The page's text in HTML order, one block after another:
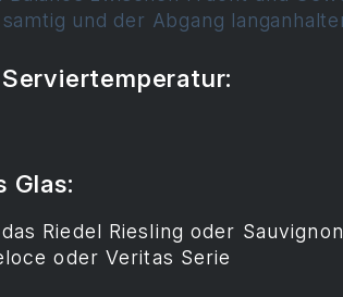
und der Abgang
Glas:
Riedel Riesling oder
oder Veritas Serie